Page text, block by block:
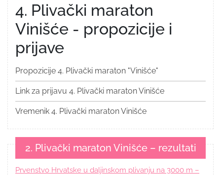
4. Plivački maraton
Vinišće - propozicije i
prijave
Propozicije 4. Plivački maraton "Vinišće"
Link za prijavu 4. Plivački maraton Vinišće
Vremenik 4. Plivački maraton Vinišće
2. Plivački maraton Vinišće – rezultati
Prvenstvo Hrvatske u daljinskom plivanju na 3000 m –